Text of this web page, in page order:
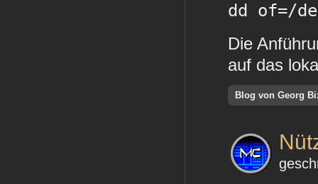
dd of=/
Die
auf das
Blog von Georg